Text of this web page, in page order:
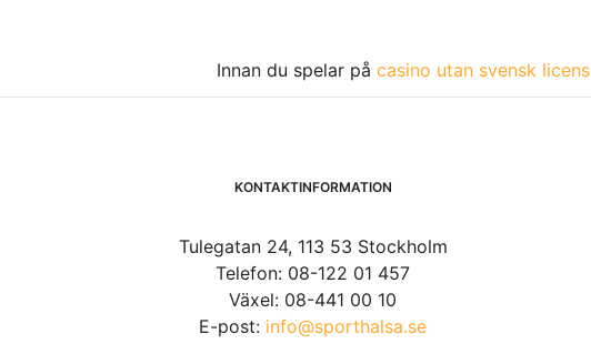
Innan du spelar på casino utan svensk licens
KONTAKTINFORMATION
Tulegatan 24, 113 53 Stockholm
Telefon: 08-122 01 457
Växel: 08-441 00 10
E-post: info@sporthalsa.se